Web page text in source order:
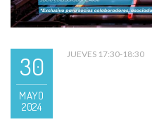
30
MAYO
2024
JUEVES 17:30-18:30